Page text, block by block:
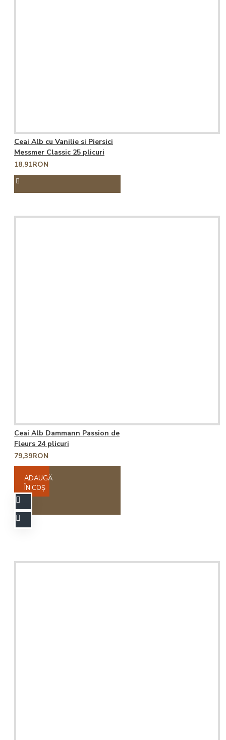
Ceai Alb cu Vanilie si Piersici
Messmer Classic 25 plicuri
18,91RON
Ceai Alb Dammann Passion de
Fleurs 24 plicuri
79,39RON
ADAUGĂ
ÎN COŞ